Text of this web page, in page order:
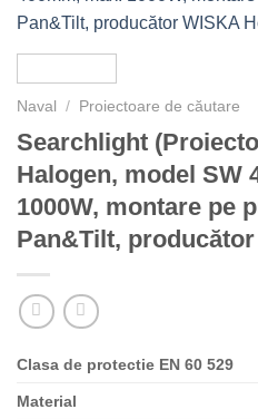
Naval / Proiectoare de căutare
Searchlight
Halogen, model SW
1000W, montare pe
Pan&Tilt,
Clasa de protectie EN 60 529
Material